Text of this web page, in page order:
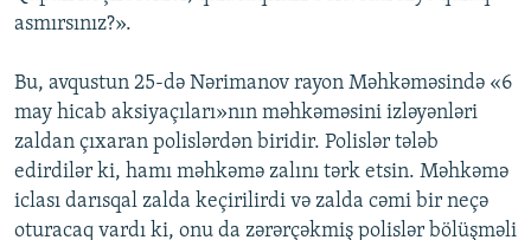
asmırsınız?».
Bu, avqustun 25-də Nərimanov rayon Məhkəməsində «6
may hicab aksiyaçıları»nın məhkəməsini izləyənləri
zaldan çıxaran polislərdən biridir. Polislər tələb
edirdilər ki, hamı məhkəmə zalını tərk etsin. Məhkəmə
iclası darısqal zalda keçirilirdi və zalda cəmi bir neçə
oturacaq vardı ki, onu da zərərçəkmiş polislər bölüşməli